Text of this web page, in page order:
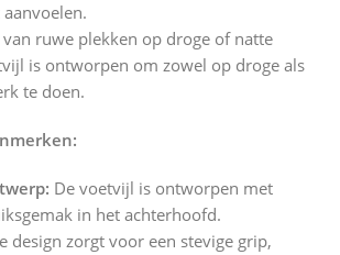
ruwe plekken op droge of natte
is ontworpen om zowel op droge als
te doen.
De voetvijl is ontworpen met
in het achterhoofd.
design zorgt voor een stevige grip,